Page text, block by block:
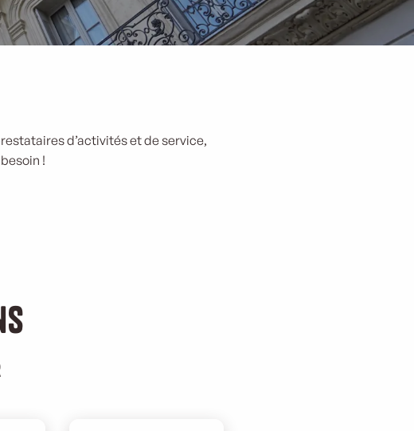
d’activités et de service,
!